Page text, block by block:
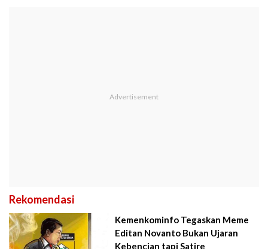
Rekomendasi
Kemenkominfo Tegaskan Meme
Editan Novanto Bukan Ujaran
Kebencian tapi Satire